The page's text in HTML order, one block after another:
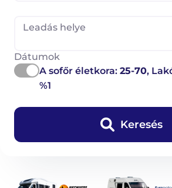
Leadás helye
Dátumok
A sofőr életkora:25-70,
%1
Keresés